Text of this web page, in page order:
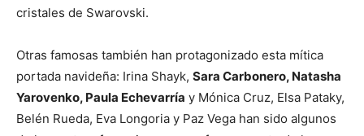
cristales de Swarovski.
Otras famosas también han protagonizado esta mítica
portada navideña: Irina Shayk, Sara Carbonero, Natasha
Yarovenko, Paula Echevarría y Mónica Cruz, Elsa Pataky,
Belén Rueda, Eva Longoria y Paz Vega han sido algunos